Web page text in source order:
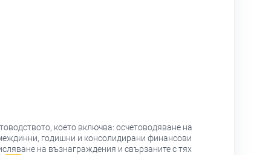
което включва: осчетоводяване на
годишни и консолидирани финансови
на възнаграждения и свързаните с тях